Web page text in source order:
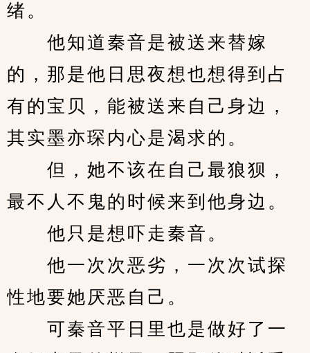
绪。
他知道秦音是被送来替嫁
的，那是他日思夜想也想得到占
有的宝贝，能被送来自己身边，
其实墨亦琛内心是渴求的。
但，她不该在自己最狼狈，
最不人不鬼的时候来到他身边。
他只是想吓走秦音。
他一次次恶劣，一次次试探
性地要她厌恶自己。
可秦音平日里也是做好了一